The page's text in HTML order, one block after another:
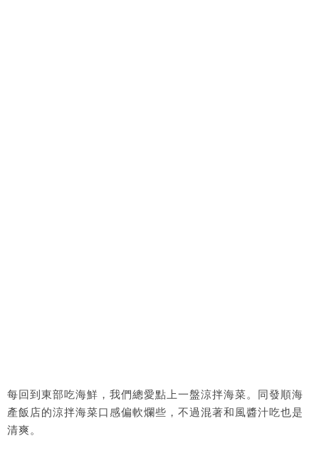
每回到東部吃海鮮，我們總愛點上一盤涼拌海菜。同發順海
產飯店的涼拌海菜口感偏軟爛些，不過混著和風醬汁吃也是
清爽。